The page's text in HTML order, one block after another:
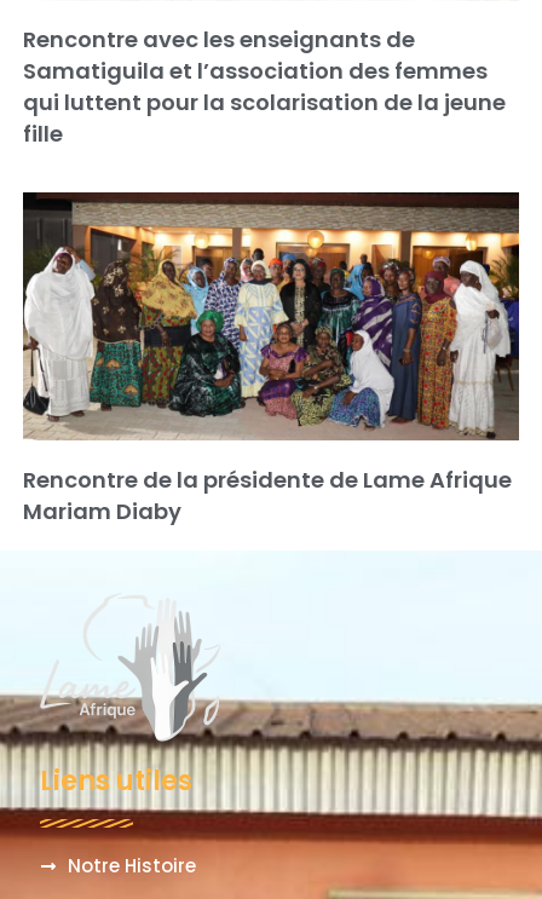
Rencontre avec les enseignants de
Samatiguila et l’association des femmes
qui luttent pour la scolarisation de la jeune
fille
Rencontre de la présidente de Lame Afrique
Mariam Diaby
Liens utiles
Notre Histoire